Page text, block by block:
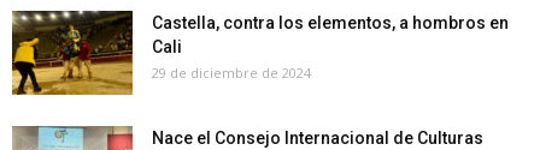
Castella, contra los elementos, a hombros en
Cali
29 de diciembre de 2024
Nace el Consejo Internacional de Culturas